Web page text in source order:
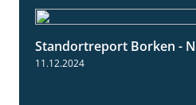
Standortreport Borken -
11.12.2024